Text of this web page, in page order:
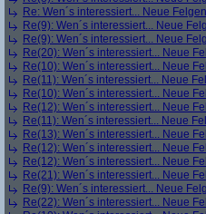
Re: Wen´s interessiert... Neue
Re(9): Wen´s interessiert... Neue
Re(9): Wen´s interessiert... Neue
Re(20): Wen´s interessiert... Neue
Re(10): Wen´s interessiert... Neue
Re(11): Wen´s interessiert... Neue
Re(10): Wen´s interessiert... Neue
Re(12): Wen´s interessiert... Neue
Re(11): Wen´s interessiert... Neue
Re(13): Wen´s interessiert... Neue
Re(12): Wen´s interessiert... Neue
Re(12): Wen´s interessiert... Neue
Re(21): Wen´s interessiert... Neue
Re(9): Wen´s interessiert... Neue
Re(22): Wen´s interessiert... Neue